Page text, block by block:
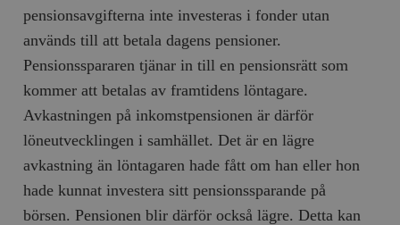
pensionsavgifterna inte investeras i fonder utan
används till att betala dagens pensioner.
Pensionsspararen tjänar in till en pensionsrätt som
kommer att betalas av framtidens löntagare.
Avkastningen på inkomstpensionen är därför
löneutvecklingen i samhället. Det är en lägre
avkastning än löntagaren hade fått om han eller hon
hade kunnat investera sitt pensionssparande på
börsen. Pensionen blir därför också lägre. Detta kan